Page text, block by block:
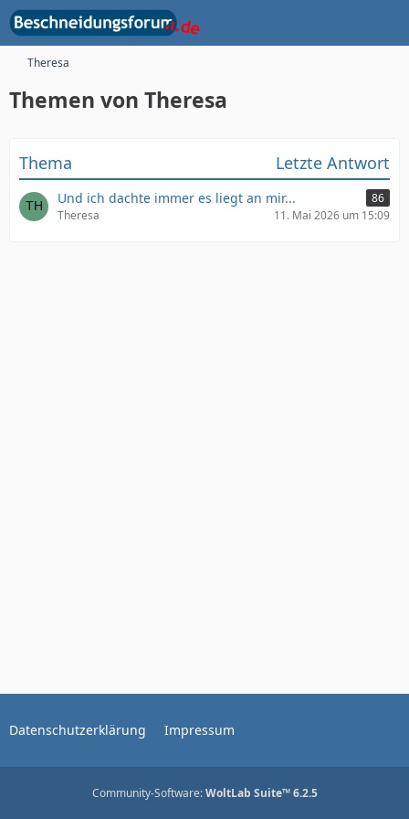
Theresa
Themen von Theresa
Thema Letzte Antwort
Und ich dachte immer es liegt an mir...
86
Theresa
11. Mai 2026 um 15:09
Datenschutzerklärung Impressum
Community-Software:WoltLab Suite™ 6.2.5